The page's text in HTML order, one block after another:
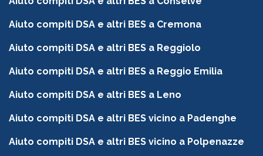
Aiuto compiti DSA e altri BES a Cremona
Aiuto compiti DSA e altri BES a Reggiolo
Aiuto compiti DSA e altri BES a Reggio Emilia
Aiuto compiti DSA e altri BES a Leno
Aiuto compiti DSA e altri BES vicino a Padenghe
Aiuto compiti DSA e altri BES vicino a Polpenazze